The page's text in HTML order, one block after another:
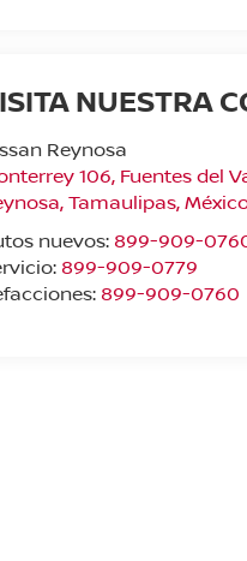
NUESTRA
Reynosa
106, Fuentes del
,Tamaulipas,
nuevos: 899-909-
899-909-0779
899-909-0760